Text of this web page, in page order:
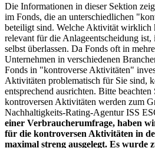
Die Informationen in dieser Sektion
im Fonds, die an unterschiedlichen
beteiligt sind. Welche Aktivität wirklich
relevant für die Anlageentscheidung
selbst überlassen. Da Fonds oft in
Unternehmen in verschiedenen
Fonds in "kontroverse Aktivitäten"
Aktivitäten problematisch für Sie sind,
entsprechend ausrichten. Bitte
kontroversen Aktivitäten werden zum
Nachhaltigkeits-Rating-Agentur ISS
einer Verbraucherumfrage, haben
für die kontroversen Aktivitäten in
maximal streng ausgelegt. Es wurde